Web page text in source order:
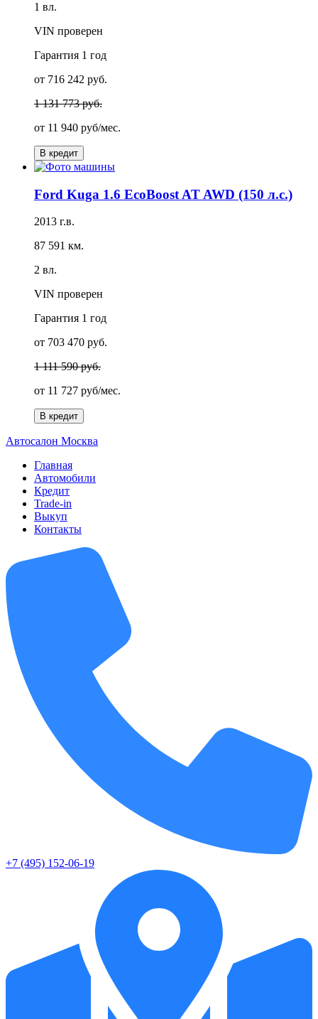
1 вл.
VIN проверен
Гарантия 1 год
от 716 242 руб.
1 131 773 руб.
от 11 940 руб/мес.
В кредит
Ford Kuga 1.6 EcoBoost AT AWD (150 л.с.)
2013 г.в.
87 591 км.
2 вл.
VIN проверен
Гарантия 1 год
от 703 470 руб.
1 111 590 руб.
от 11 727 руб/мес.
В кредит
Автосалон Москва
Главная
Автомобили
Кредит
Trade-in
Выкуп
Контакты
+7 (495) 152-06-19